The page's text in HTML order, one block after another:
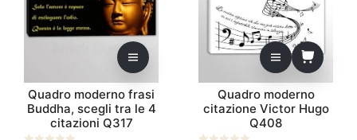
Quadro moderno frasi
Buddha, scegli tra le 4
citazioni Q317
più
varianti.
essere
scelte
nella
Quadro moderno
citazione Victor Hugo
Q408